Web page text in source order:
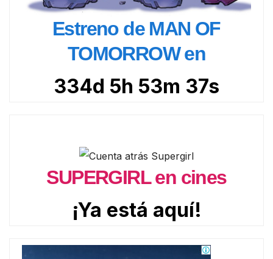
Estreno de MAN OF
TOMORROW en
334d 5h 53m 35s
SUPERGIRL en cines
¡Ya está aquí!